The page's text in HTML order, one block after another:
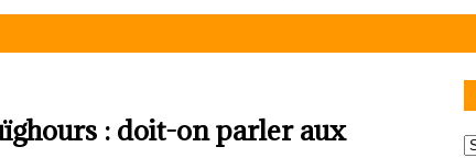
: doit-on parler aux